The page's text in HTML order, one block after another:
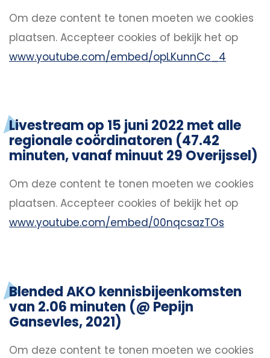
Om deze content te tonen moeten we cookies
plaatsen. Accepteer cookies of bekijk het op
www.youtube.com/embed/opLKunnCc_4
Livestream op 15 juni 2022 met alle
regionale coördinatoren (47.42
minuten, vanaf minuut 29 Overijssel)
Om deze content te tonen moeten we cookies
plaatsen. Accepteer cookies of bekijk het op
www.youtube.com/embed/00nqcsazTOs
Blended AKO kennisbijeenkomsten
van 2.06 minuten (@ Pepijn
Gansevles, 2021)
Om deze content te tonen moeten we cookies